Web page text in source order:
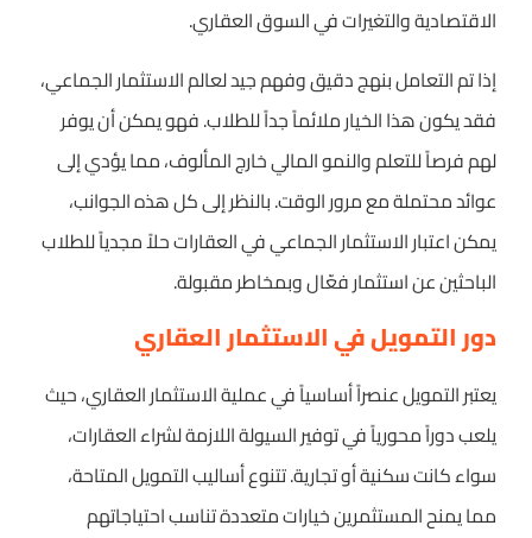
الاقتصادية والتغيرات في السوق العقاري.
إذا تم التعامل بنهج دقيق وفهم جيد لعالم الاستثمار الجماعي،
فقد يكون هذا الخيار ملائماً جداً للطلاب. فهو يمكن أن يوفر
لهم فرصاً للتعلم والنمو المالي خارج المألوف، مما يؤدي إلى
عوائد محتملة مع مرور الوقت. بالنظر إلى كل هذه الجوانب،
يمكن اعتبار الاستثمار الجماعي في العقارات حلاً مجدياً للطلاب
الباحثين عن استثمار فعّال وبمخاطر مقبولة.
دور التمويل في الاستثمار العقاري
يعتبر التمويل عنصراً أساسياً في عملية الاستثمار العقاري، حيث
يلعب دوراً محورياً في توفير السيولة اللازمة لشراء العقارات،
سواء كانت سكنية أو تجارية. تتنوع أساليب التمويل المتاحة،
مما يمنح المستثمرين خيارات متعددة تناسب احتياجاتهم